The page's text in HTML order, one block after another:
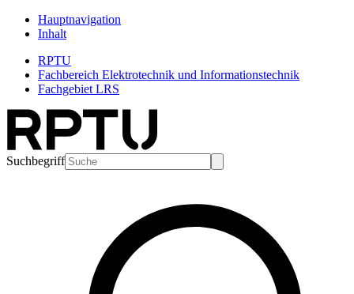
Hauptnavigation
Inhalt
RPTU
Fachbereich Elektrotechnik und Informationstechnik
Fachgebiet LRS
Suchbegriff